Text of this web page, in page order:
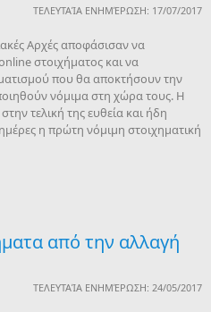
ΤΕΛΕΥΤΑΊΑ ΕΝΗΜΈΡΩΣΗ: 17/07/2017
Αρχές αποφάσισαν να
στοιχήματος και να
που θα αποκτήσουν την
νόμιμα στη χώρα τους. Η
τελική της ευθεία και ήδη
η πρώτη νόμιμη στοιχηματική
από την αλλαγή
ΤΕΛΕΥΤΑΊΑ ΕΝΗΜΈΡΩΣΗ: 24/05/2017